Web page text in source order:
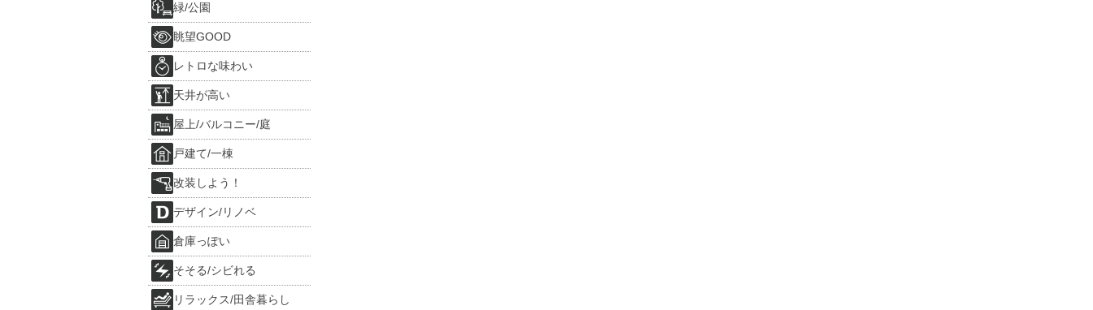
緑/公園
眺望GOOD
レトロな味わい
天井が高い
屋上/バルコニー/庭
戸建て/一棟
改装しよう！
デザイン/リノベ
倉庫っぽい
そそる/シビれる
リラックス/田舎暮らし